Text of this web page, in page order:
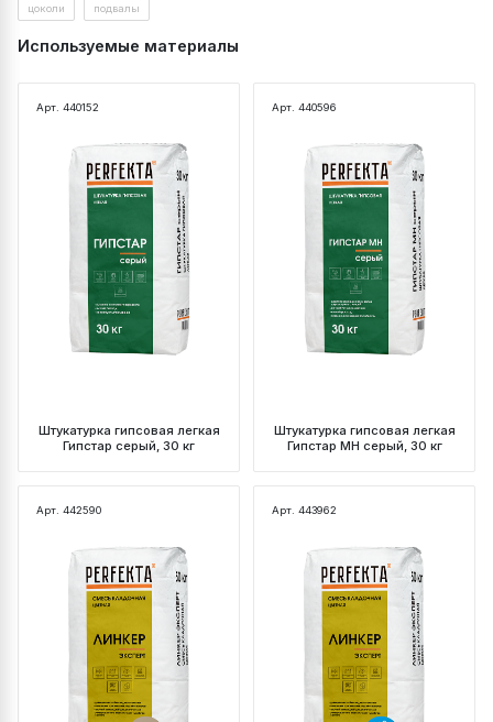
цоколи подвалы
Используемые материалы
Арт. 440152
Штукатурка гипсовая легкая
Гипстар серый, 30 кг
Арт. 440596
Штукатурка гипсовая легкая
Гипстар МН серый, 30 кг
Арт. 442590 Арт. 443962